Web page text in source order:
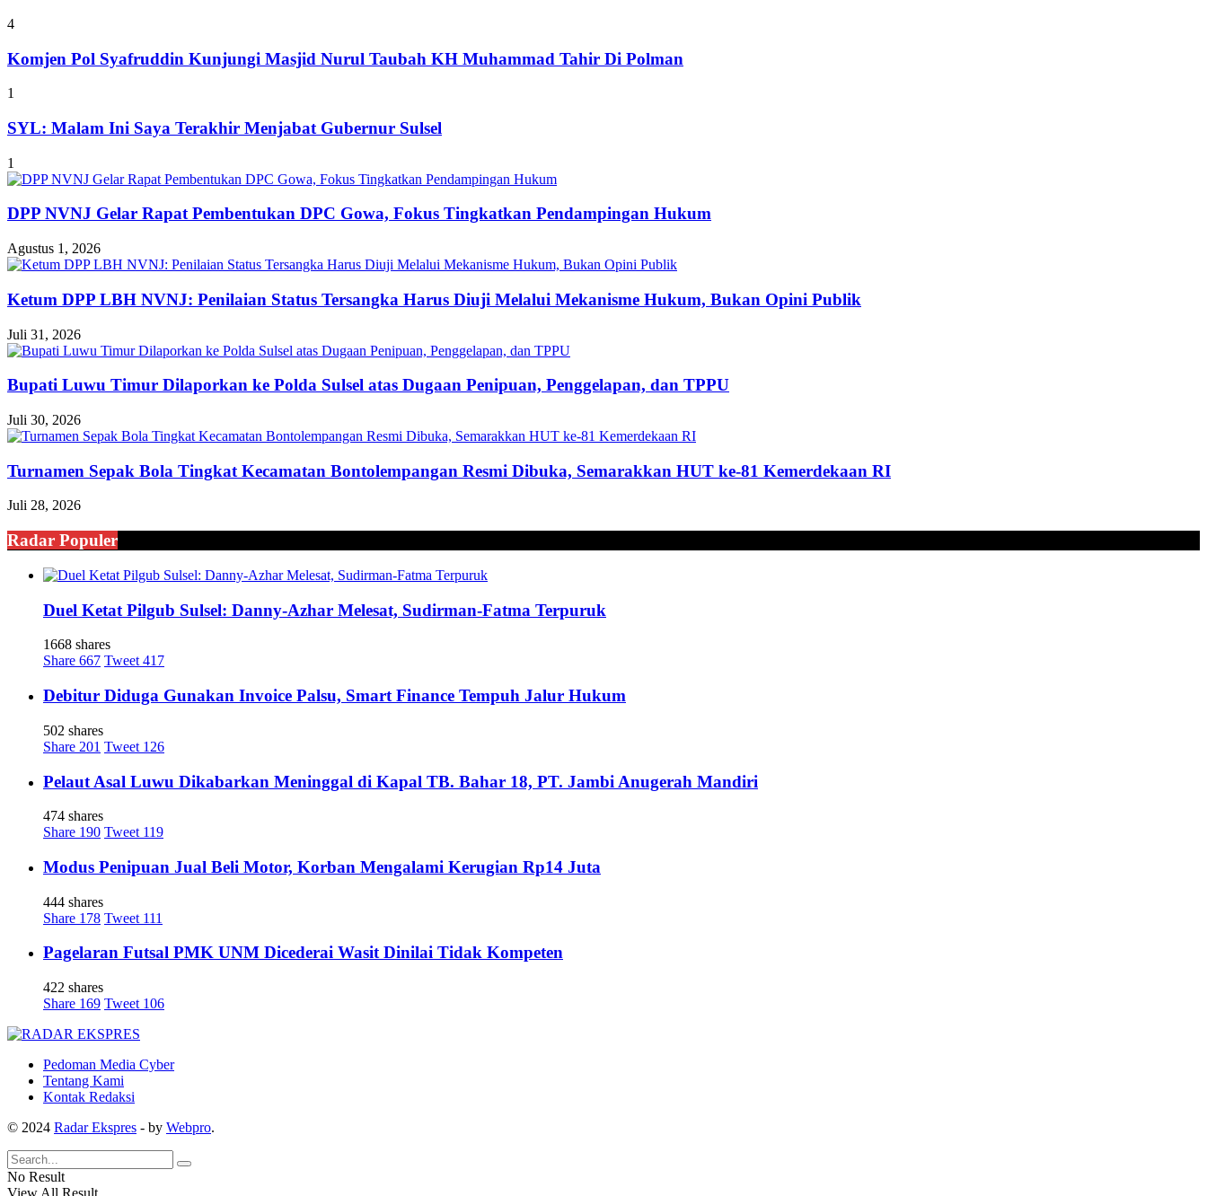
4
Komjen Pol Syafruddin Kunjungi Masjid Nurul Taubah KH Muhammad Tahir Di Polman
1
SYL: Malam Ini Saya Terakhir Menjabat Gubernur Sulsel
1
DPP NVNJ Gelar Rapat Pembentukan DPC Gowa, Fokus Tingkatkan Pendampingan Hukum
Agustus 1, 2026
Ketum DPP LBH NVNJ: Penilaian Status Tersangka Harus Diuji Melalui Mekanisme Hukum, Bukan Opini Publik
Juli 31, 2026
Bupati Luwu Timur Dilaporkan ke Polda Sulsel atas Dugaan Penipuan, Penggelapan, dan TPPU
Juli 30, 2026
Turnamen Sepak Bola Tingkat Kecamatan Bontolempangan Resmi Dibuka, Semarakkan HUT ke-81 Kemerdekaan RI
Juli 28, 2026
Radar Populer
Duel Ketat Pilgub Sulsel: Danny-Azhar Melesat, Sudirman-Fatma Terpuruk
1668 shares
Share 667 Tweet 417
Debitur Diduga Gunakan Invoice Palsu, Smart Finance Tempuh Jalur Hukum
502 shares
Share 201 Tweet 126
Pelaut Asal Luwu Dikabarkan Meninggal di Kapal TB. Bahar 18, PT. Jambi Anugerah Mandiri
474 shares
Share 190 Tweet 119
Modus Penipuan Jual Beli Motor, Korban Mengalami Kerugian Rp14 Juta
444 shares
Share 178 Tweet 111
Pagelaran Futsal PMK UNM Dicederai Wasit Dinilai Tidak Kompeten
422 shares
Share 169 Tweet 106
Pedoman Media Cyber
Tentang Kami
Kontak Redaksi
© 2024 Radar Ekspres - by Webpro.
No Result
View All Result